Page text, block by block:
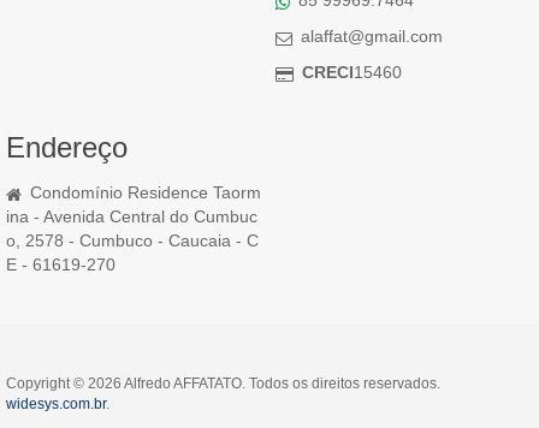
alaffat@gmail.com
CRECI15460
Endereço
Condomínio Residence Taorm
ina - Avenida Central do Cumbuc
o, 2578 - Cumbuco - Caucaia - C
E - 61619-270
Copyright © 2026 Alfredo AFFATATO. Todos os direitos reservados.
widesys.com.br.